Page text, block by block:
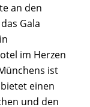
an den
Gala
im Herzen
ist
einen
und den